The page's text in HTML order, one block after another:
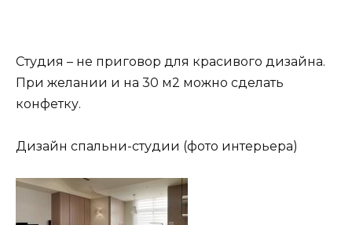
Студия – не приговор для красивого дизайна.
При желании и на 30 м2 можно сделать
конфетку.
Дизайн спальни-студии (фото интерьера)